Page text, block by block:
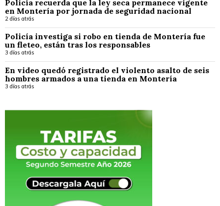
Policía recuerda que la ley seca permanece vigente
en Montería por jornada de seguridad nacional
2 días atrás
Policía investiga si robo en tienda de Montería fue
un fleteo, están tras los responsables
3 días atrás
En video quedó registrado el violento asalto de seis
hombres armados a una tienda en Montería
3 días atrás